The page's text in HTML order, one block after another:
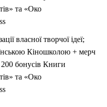
та «Око
власної творчої ідеї;
Кіношколою + мерч
бонусів Книги
та «Око